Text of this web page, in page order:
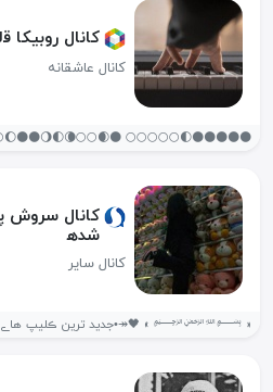
کانال روبیکا
کانال عاشقانه
کانال سروش
شدﮪ
کانال سایر